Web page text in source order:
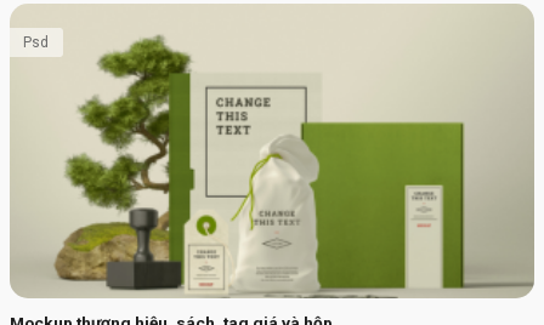
Psd